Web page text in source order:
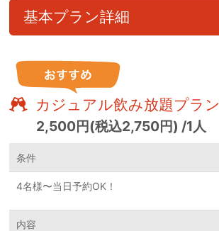
基本プラン詳細
カジュアル飲み放題プラン
2,500円(税込2,750円) /1人
条件
4名様〜当日予約OK！
内容